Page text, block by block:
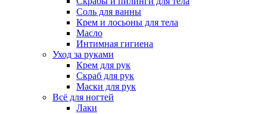
Соль для ванны
Крем и лосьоны для тела
Масло
Интимная гигиена
Уход за руками
Крем для рук
Скраб для рук
Маски для рук
Всё для ногтей
Лаки